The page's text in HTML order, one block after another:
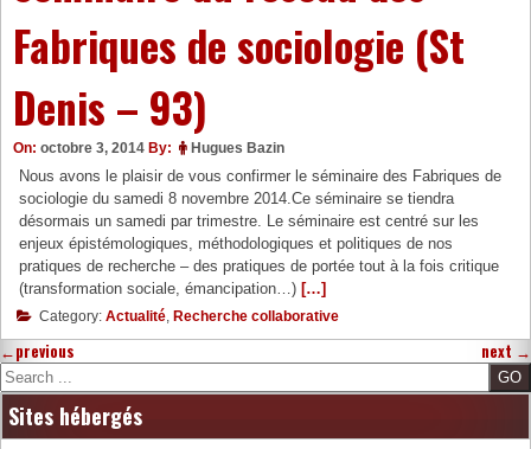
Fabriques de sociologie (St
Denis – 93)
On: octobre 3, 2014 By: Hugues Bazin
Nous avons le plaisir de vous confirmer le séminaire des Fabriques de
sociologie du samedi 8 novembre 2014.Ce séminaire se tiendra
désormais un samedi par trimestre. Le séminaire est centré sur les
enjeux épistémologiques, méthodologiques et politiques de nos
pratiques de recherche – des pratiques de portée tout à la fois critique
(transformation sociale, émancipation…) […]
Category: Actualité, Recherche collaborative
←previous next →
Search
Sites hébergés